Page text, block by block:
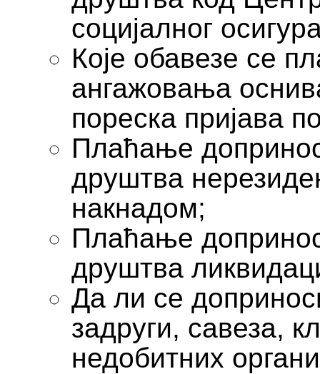
социјалног
Које обавезе се
ангажовања
пореска пријава
Плаћање
друштва
накнадом;
Плаћање
друштва
Да ли се
задруги, савеза,
недобитних